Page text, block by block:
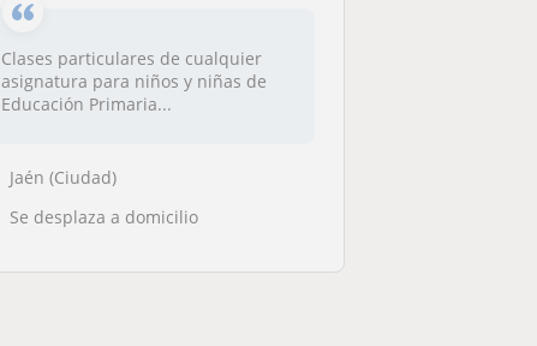
Clases particulares de cualquier
asignatura para niños y niñas de
Educación Primaria...
Jaén (Ciudad)
Se desplaza a domicilio